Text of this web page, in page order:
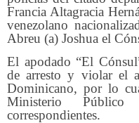
Francia Altagracia
venezolano
Abreu (a) Joshua el
El apodado “El
de arresto y violar el
Dominicano, por lo
Ministerio
correspondientes.